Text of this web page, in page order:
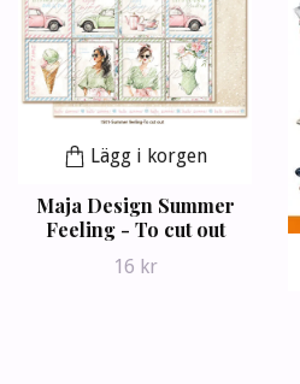
Lägg i korgen
Maja Design Summer
Feeling - To cut out
16 kr